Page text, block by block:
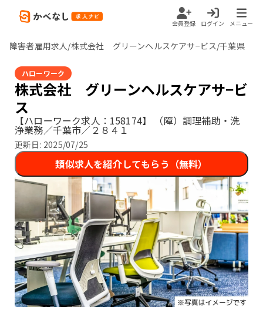
会員登録 ログイン メニュー
障害者雇用求人/株式会社 グリーンヘルスケアサ−ビス/千葉県
ハローワーク
株式会社 グリーンヘルスケアサ−ビ
ス
【ハローワーク求人：158174】 （障）調理補助・洗
浄業務／千葉市／２８４１
更新日: 2025/07/25
類似求人を紹介してもらう（無料）